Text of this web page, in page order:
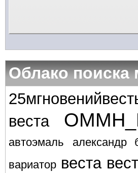
Облако поиска
веста
автоэмаль александр
вариатор веста